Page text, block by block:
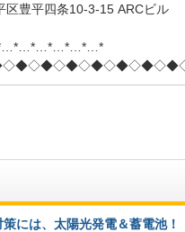
区豊平四条10-3-15 ARCビル
には、太陽光発電＆蓄電池！